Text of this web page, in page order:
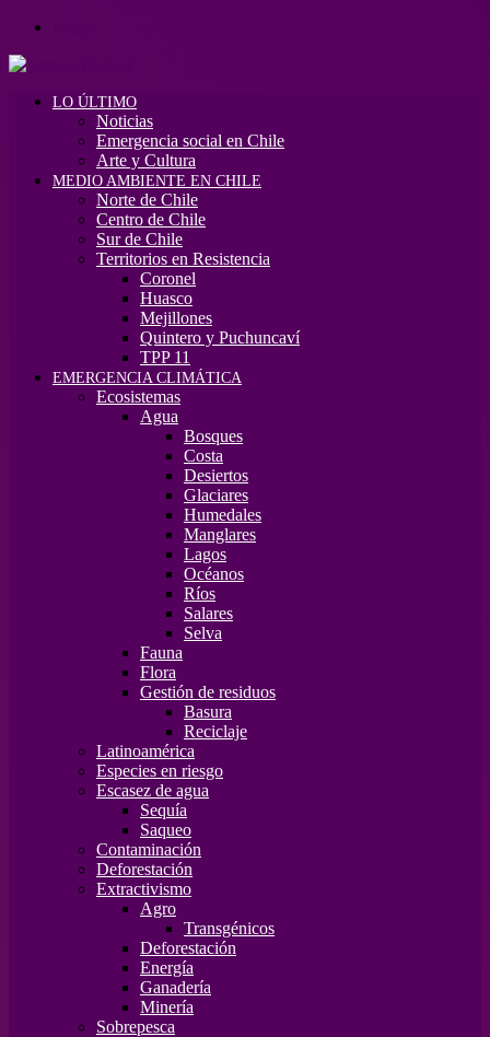
LO ÚLTIMO
Noticias
Emergencia social en Chile
Arte y Cultura
MEDIO AMBIENTE EN CHILE
Norte de Chile
Centro de Chile
Sur de Chile
Territorios en Resistencia
Coronel
Huasco
Mejillones
Quintero y Puchuncaví
TPP 11
EMERGENCIA CLIMÁTICA
Ecosistemas
Agua
Bosques
Costa
Desiertos
Glaciares
Humedales
Manglares
Lagos
Océanos
Ríos
Salares
Selva
Fauna
Flora
Gestión de residuos
Basura
Reciclaje
Latinoamérica
Especies en riesgo
Escasez de agua
Sequía
Saqueo
Contaminación
Deforestación
Extractivismo
Agro
Transgénicos
Deforestación
Energía
Ganadería
Minería
Sobrepesca